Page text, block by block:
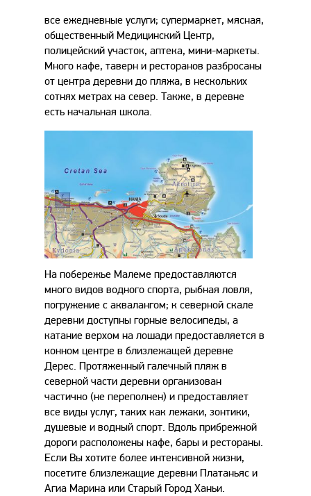
все ежедневные услуги; супермаркет, мясная,
общественный Медицинский Центр,
полицейский участок, аптека, мини-маркеты.
Много кафе, таверн и ресторанов разбросаны
от центра деревни до пляжа, в нескольких
сотнях метрах на север. Также, в деревне
есть начальная школа.
На побережье Малеме предоставляются
много видов водного спорта, рыбная ловля,
погружение с аквалангом; к северной скале
деревни доступны горные велосипеды, а
катание верхом на лошади предоставляется в
конном центре в близлежащей деревне
Дерес. Протяженный галечный пляж в
северной части деревни организован
частично (не переполнен) и предоставляет
все виды услуг, таких как лежаки, зонтики,
душевые и водный спорт. Вдоль прибрежной
дороги расположены кафе, бары и рестораны.
Если Вы хотите более интенсивной жизни,
посетите близлежащие деревни Платаньяс и
Агиа Марина или Старый Город Ханьи.